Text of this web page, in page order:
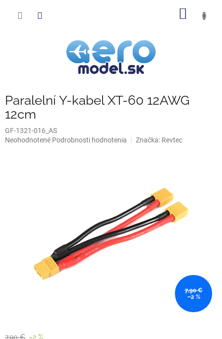
Paralelní Y-kabel XT-60 12AWG
12cm
GF-1321-016_AS
Priemerné
Neohodnotené Podrobnosti hodnotenia Značka: Revtec
7,90 €
–2 %
7,90 € –2 %